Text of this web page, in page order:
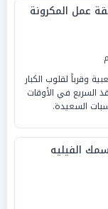
عمل المكرونة
وقرباً لقلوب الكبار
السريع في الأوقات
السعيدة.
الفيليه